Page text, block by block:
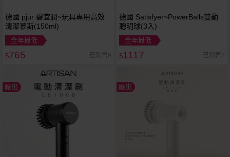
德國 pjur 碧宜潤~玩具專用高效
清潔慕斯(150ml)
全年最低
$765 已銷售9
德國 Satisfyer~PowerBalls雙動
聰明球(3入)
全年最低
$1117 已銷售8
廠出 廠出